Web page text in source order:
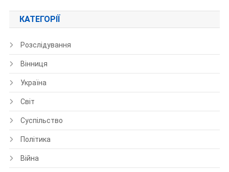
КАТЕГОРІЇ
Розслідування
Вінниця
Україна
Світ
Суспільство
Політика
Війна